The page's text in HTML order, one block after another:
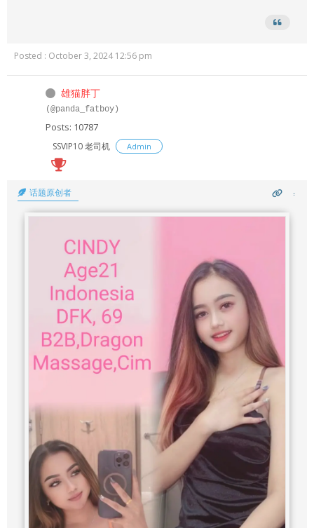
Posted : October 3, 2024 12:56 pm
雄猫胖丁
(@panda_fatboy)
Posts: 10787
SSVIP10 老司机 Admin
话题原创者